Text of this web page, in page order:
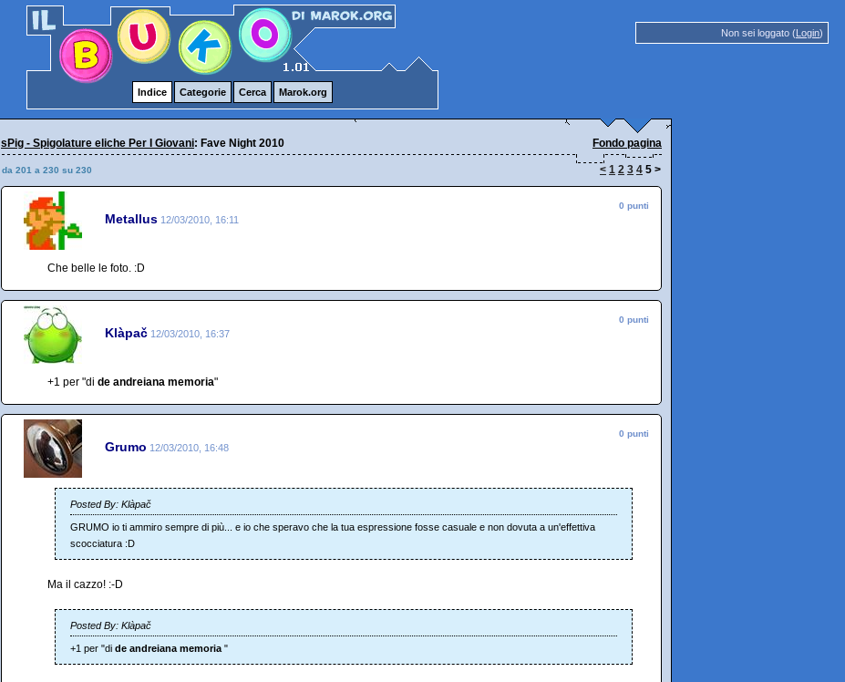
Non sei loggato (Login)
Indice Categorie Cerca Marok.org
sPig - Spigolature eliche Per I Giovani: Fave Night 2010 Fondo pagina
da 201 a 230 su 230 < 1 2 3 4 5 >
Metallus 12/03/2010, 16:11
0 punti
Che belle le foto. :D
Klàpač 12/03/2010, 16:37
0 punti
+1 per "di de andreiana memoria"
Grumo 12/03/2010, 16:48
0 punti
Posted By: Klàpač
GRUMO io ti ammiro sempre di più... e io che speravo che la tua espressione fosse casuale e non dovuta a un'effettiva
scocciatura :D
Ma il cazzo! :-D
Posted By: Klàpač
+1 per "di de andreiana memoria "